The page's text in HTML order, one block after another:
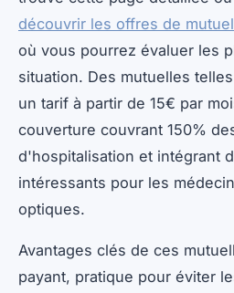
découvrir les offres de
où vous pourrez évaluer les
situation. Des mutuelles
un tarif à partir de 15€ par
couverture couvrant 150%
d'hospitalisation et intégrant
intéressants pour les
optiques.
Avantages clés de ces
payant, pratique pour éviter